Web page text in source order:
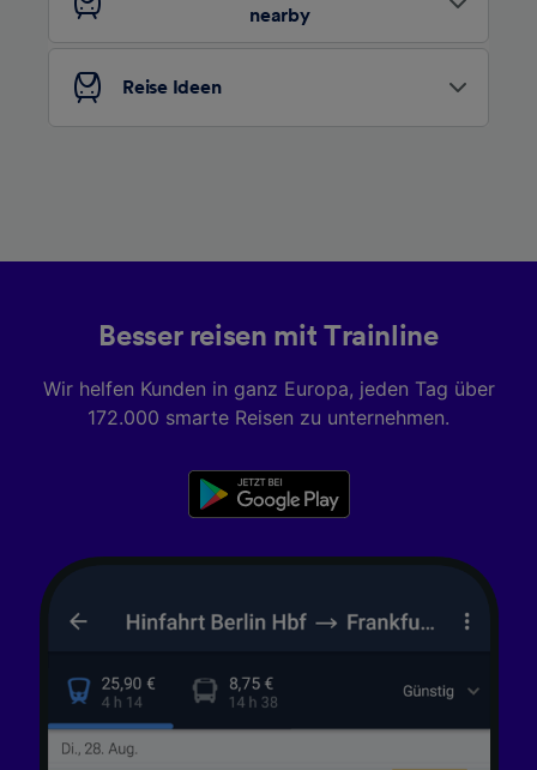
nearby
Reise Ideen
Besser reisen mit Trainline
Wir helfen Kunden in ganz Europa, jeden Tag über
172.000 smarte Reisen zu unternehmen.
Liste der Partner (Lieferanten)